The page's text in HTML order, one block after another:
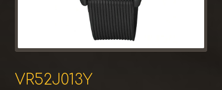
VR52J013Y